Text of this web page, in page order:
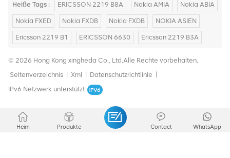
Heiße Tags : ERICSSON 2219 B8A Nokia AMIA Nokia ABIA
Nokia FXED Nokia FXDB Nokia FXDB NOKIA ASIEN
Ericsson 2219 B1 ERICSSON 6630 Ericsson 2219 B3A
© 2026 Hong Kong xingheda Co., Ltd.Alle Rechte vorbehalten.
Seitenverzeichnis
Xml Datenschutzrichtlinie
IPv6 Netzwerk unterstützt
Heim Produkte WhatsApp
Contact